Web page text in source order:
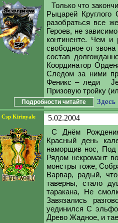
Только что
Рыцарей Круглого
разобраться все
Героев, не
континенте. Чем
свободное от
состав
Координатор
Следом за ними
Феникс – леди
Призовую тройку
Подробности читайте Здесь
Сэр Kirinyale
5.02.2004
С Днём
Красный день
наморщив нос, Под
Рядом некромант
монстры тоже,
Варвар, радый,
таверны, стало
таракана, Не
Завязались
уединился С
Древо Жадное, и